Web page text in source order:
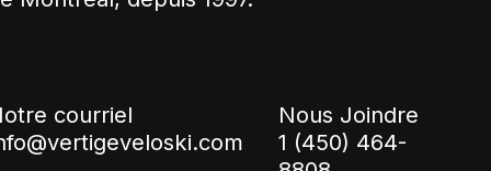
courriel
Nous Joindre
1 (450) 464-